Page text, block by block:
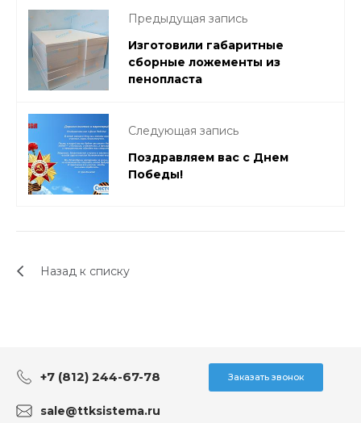
Предыдущая запись
Изготовили габаритные
сборные ложементы из
пенопласта
Следующая запись
Поздравляем вас с Днем
Победы!
Назад к списку
+7 (812) 244-67-78 Заказать звонок
sale@ttksistema.ru